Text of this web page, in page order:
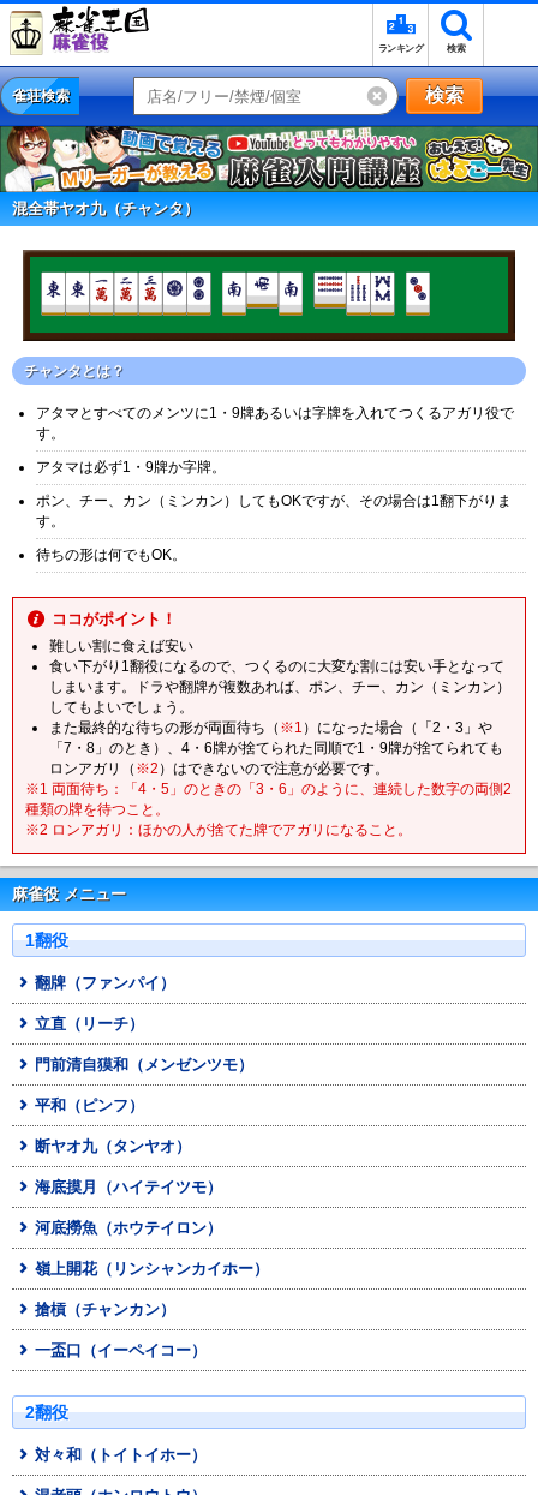
ランキング 検索
雀荘検索 検索
混全帯ヤオ九（チャンタ）
チャンタとは？
アタマとすべてのメンツに1・9牌あるいは字牌を入れてつくるアガリ役で
す。
アタマは必ず1・9牌か字牌。
ポン、チー、カン（ミンカン）してもOKですが、その場合は1翻下がりま
す。
待ちの形は何でもOK。
ココがポイント！
難しい割に食えば安い
食い下がり1翻役になるので、つくるのに大変な割には安い手となって
しまいます。ドラや翻牌が複数あれば、ポン、チー、カン（ミンカン）
してもよいでしょう。
また最終的な待ちの形が両面待ち（ ※1 ）になった場合（「2・3」や
「7・8」のとき）、4・6牌が捨てられた同順で1・9牌が捨てられても
ロンアガリ（ ※2 ）はできないので注意が必要です。
※1 両面待ち：「4・5」のときの「3・6」のように、連続した数字の両側2
種類の牌を待つこと。
※2 ロンアガリ：ほかの人が捨てた牌でアガリになること。
麻雀役 メニュー
1翻役
翻牌（ファンパイ）
立直（リーチ）
門前清自獏和（メンゼンツモ）
平和（ピンフ）
断ヤオ九（タンヤオ）
海底摸月（ハイテイツモ）
河底撈魚（ホウテイロン）
嶺上開花（リンシャンカイホー）
搶槓（チャンカン）
一盃口（イーペイコー）
2翻役
対々和（トイトイホー）